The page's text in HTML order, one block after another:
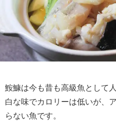
鮟鱇は今も昔も高級魚として
白な味でカロリーは低いが、
らない魚です。